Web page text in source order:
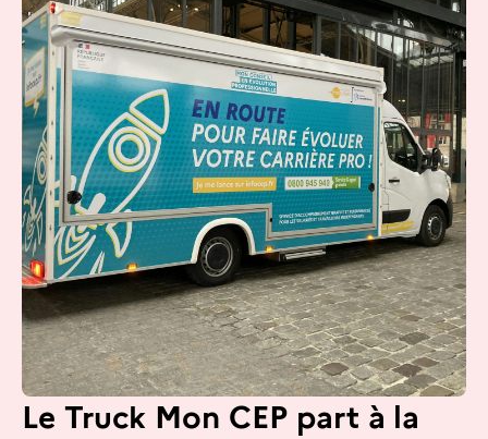
Le Truck Mon CEP part à la